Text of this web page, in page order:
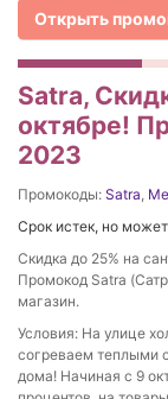
Открыть
Satra,
октябре!
2023
Промокоды: Satra,
Срок истек, но
Скидка до 25% на
Промокод Satra
магазин.
Условия: На улице
согреваем теплыми
дома! Начиная с 9